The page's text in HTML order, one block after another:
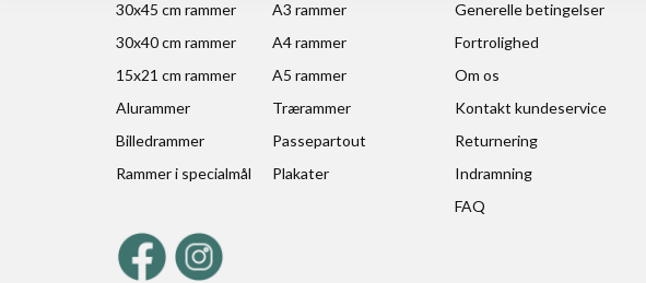
30x45 cm rammer
A3 rammer
30x40 cm rammer
A4 rammer
15x21 cm rammer
A5 rammer
Alurammer
Trærammer
Billedrammer
Passepartout
Rammer i specialmål
Plakater
Generelle betingelser
Fortrolighed
Om os
Kontakt kundeservice
Returnering
Indramning
FAQ